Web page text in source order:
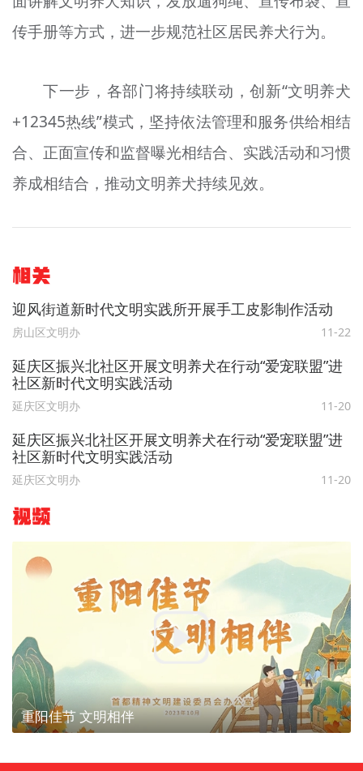
传手册等方式，进一步规范社区居民养犬行为。
下一步，各部门将持续联动，创新“文明养犬
+12345热线”模式，坚持依法管理和服务供给相结
合、正面宣传和监督曝光相结合、实践活动和习惯
养成相结合，推动文明养犬持续见效。
相关
迎风街道新时代文明实践所开展手工皮影制作活动
房山区文明办 11-22
延庆区振兴北社区开展文明养犬在行动“爱宠联盟”进
社区新时代文明实践活动
延庆区文明办 11-20
延庆区振兴北社区开展文明养犬在行动“爱宠联盟”进
社区新时代文明实践活动
延庆区文明办 11-20
视频
重阳佳节 文明相伴